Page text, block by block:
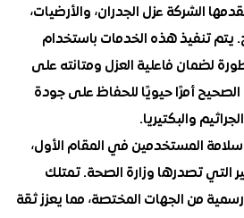
عزل الجدران، والأرضيات،
هذه الخدمات باستخدام
فاعلية العزل ومتانته على
حيويًا للحفاظ على جودة
في المقام الأول،
تصدرها وزارة الصحة. تمتلك
المختصة، مما يعزز ثقة